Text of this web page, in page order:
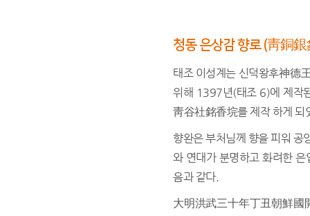
청동 은상감 향로 (靑銅
태조 이성계는 신덕왕후神德
위해 1397년(태조 6)에 제작
靑谷社銘香垸를 제작 하게 되
향완은 부처님께 향을 피워 공
와 연대가 분명하고 화려한
음과 같다.
大明洪武三十年丁丑朝鮮國